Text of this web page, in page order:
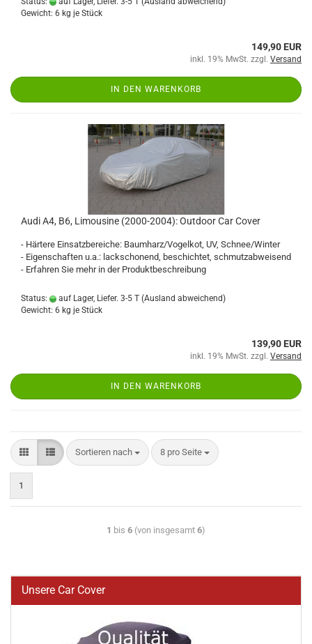
Gewicht: 6 kg je Stück
149,90 EUR
inkl. 19% MwSt. zzgl. Versand
IN DEN WARENKORB
Audi A4, B6, Limousine (2000-2004): Outdoor Car Cover
- Härtere Einsatzbereiche: Baumharz/Vogelkot, UV, Schnee/Winter
- Eigenschaften u.a.: lackschonend, beschichtet, schmutzabweisend
- Erfahren Sie mehr in der Produktbeschreibung
Status: auf Lager, Liefer. 3-5 T (Ausland abweichend)
Gewicht: 6 kg je Stück
139,90 EUR
inkl. 19% MwSt. zzgl. Versand
IN DEN WARENKORB
Sortieren nach 8 pro Seite
1
1 bis 6 (von insgesamt 6)
Unsere Car Cover